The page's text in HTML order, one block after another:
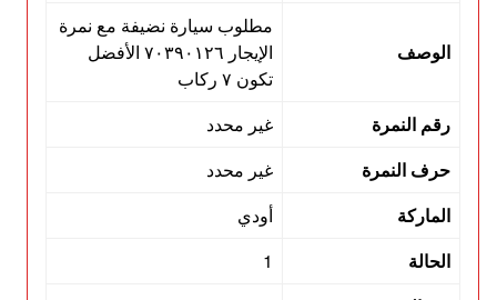
الوصف
مطلوب سيارة نضيفة مع نمرة
الإيجار ٧٠٣٩٠١٢٦ الأفضل
تكون ٧ ركاب
رقم النمرة
غير محدد
حرف النمرة
غير محدد
الماركة
أودي
الحالة
1